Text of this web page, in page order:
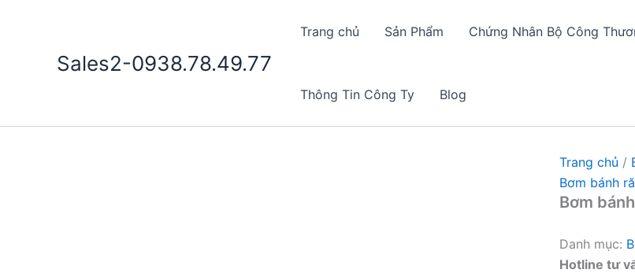
Sales2-0938.78.49.77
Trang chủ Sản Phẩm Chứng Nhân Bộ Công
Thông Tin Công Ty Blog
Trang chủ /
Bơm bánh
Bơm
Danh mục:
Hotline tư